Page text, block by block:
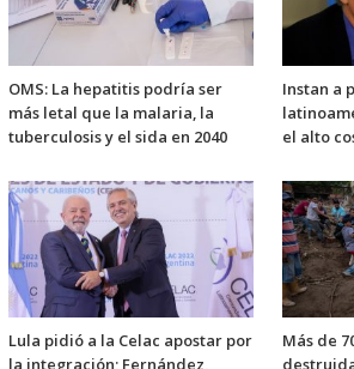
OMS: La hepatitis podría ser
más letal que la malaria, la
tuberculosis y el sida en 2040
Instan a
el alto
Lula pidió a la Celac apostar por
la integración; Fernández,
Más de